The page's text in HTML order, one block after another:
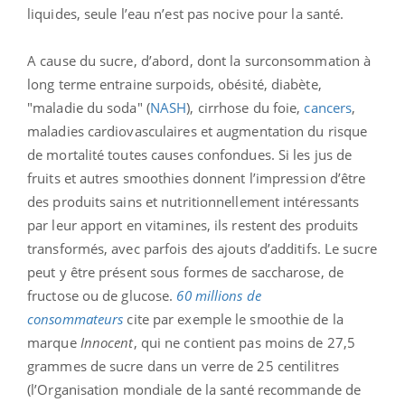
liquides, seule l’eau n’est pas nocive pour la santé.
A cause du sucre, d’abord, dont la surconsommation à
long terme entraine surpoids, obésité, diabète,
"maladie du soda" (NASH), cirrhose du foie, cancers,
maladies cardiovasculaires et augmentation du risque
de mortalité toutes causes confondues. Si les jus de
fruits et autres smoothies donnent l’impression d’être
des produits sains et nutritionnellement intéressants
par leur apport en vitamines, ils restent des produits
transformés, avec parfois des ajouts d’additifs. Le sucre
peut y être présent sous formes de saccharose, de
fructose ou de glucose. 60 millions de
consommateurs cite par exemple le smoothie de la
marque Innocent, qui ne contient pas moins de 27,5
grammes de sucre dans un verre de 25 centilitres
(l’Organisation mondiale de la santé recommande de